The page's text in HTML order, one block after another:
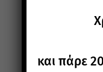
και πάρε